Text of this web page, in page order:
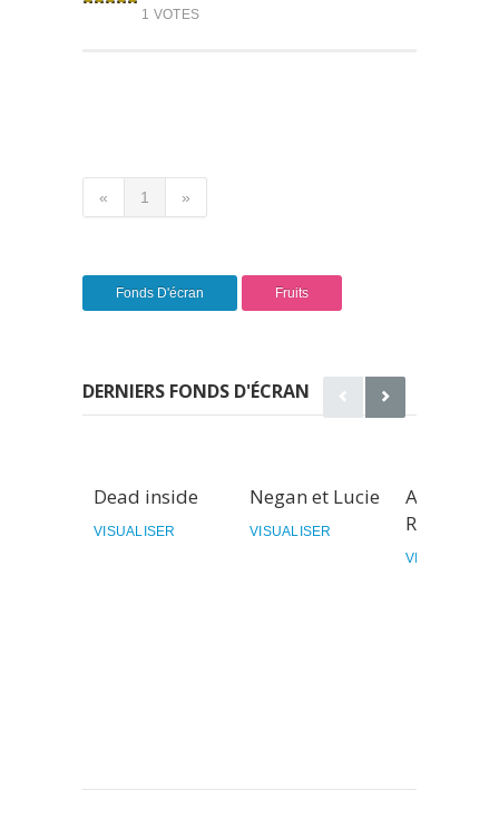
1 VOTES
« 1 »
Fonds D'écran Fruits
DERNIERS FONDS D'ÉCRAN
Dead inside
VISUALISER
Negan et Lucie
VISUALISER
Affiche de
Riverdale
VISUALISER